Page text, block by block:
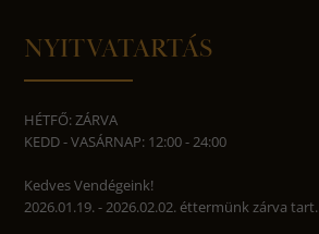
NYITVATARTÁS
HÉTFŐ: ZÁRVA
KEDD - VASÁRNAP: 12:00 - 24:00
Kedves Vendégeink!
2026.01.19. - 2026.02.02. éttermünk zárva tart.